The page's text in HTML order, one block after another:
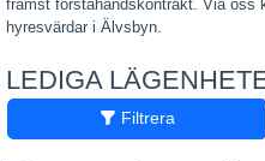
främst förstahandskontrakt. Via oss
hyresvärdar i Älvsbyn.
LEDIGA
Filtrera